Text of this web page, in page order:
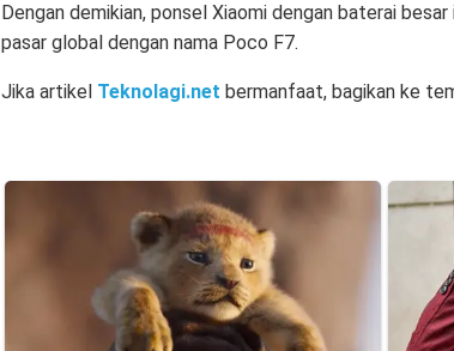
Dengan demikian, ponsel Xiaomi dengan baterai
pasar global dengan nama Poco F7.
Jika artikel Teknolagi.net bermanfaat, bagikan ke